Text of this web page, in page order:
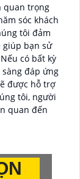
quan trọng
sóc khách
tôi đảm
giúp bạn sử
có bất kỳ
sàng đáp ứng
được hỗ trợ
tôi, người
quan đến